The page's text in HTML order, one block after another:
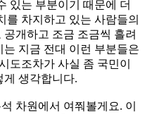
있는 부분이기 때문에 더
를 차지하고 있는 사람들의
개하고 조금 조금씩 흘려
지금 전대 이런 부분들은
도조차가 사실 좀 국민이
게 생각합니다.
차원에서 여쭤볼게요. 이